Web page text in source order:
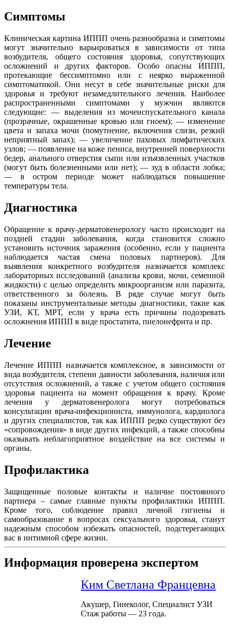
Симптомы
Клиническая картина ИППП очень разнообразна и симптомы
могут значительно варьироваться в зависимости от типа
возбудителя, общего состояния здоровья, сопутствующих
осложнений и других факторов. Особо опасны ИППП,
протекающие бессимптомно или с неярко выраженной
симптоматикой. Они несут в себе значительные риски для
здоровья и требуют незамедлительного лечения. Наиболее
распространенными симптомами у мужчин являются
следующие: — выделения из мочеиспускательного канала
(прозрачные, окрашенные кровью или гноем); — изменение
цвета и запаха мочи (помутнение, включения слизи, резкий
неприятный запах); — увеличение паховых лимфатических
узлов; — появление на коже пениса, внутренней поверхности
бедер, анального отверстия сыпи или изъязвленных участков
(могут быть болезненными или нет); — зуд в области лобка;
— в остром периоде может наблюдаться повышение
температуры тела.
Диагностика
Обращение к врачу-дерматовенерологу часто происходит на
поздней стадии заболевания, когда становится сложно
установить источник заражения (особенно, если у пациента
наблюдается частая смена половых партнеров). Для
выявления конкретного возбудителя назначается комплекс
лабораторных исследований (анализы крови, мочи, семенной
жидкости) с целью определить микроорганизм или паразита,
ответственного за болезнь. В ряде случае могут быть
показаны инструментальные методы диагностики, такие как
УЗИ, КТ, МРТ, если у врача есть причины подозревать
осложнения ИППП в виде простатита, пиелонефрита и пр.
Лечение
Лечение ИППП назначается комплексное, в зависимости от
вида возбудителя, степени давности заболевания, наличия или
отсутствия осложнений, а также с учетом общего состояния
здоровья пациента на момент обращения к врачу. Кроме
лечения у дерматовенеролога могут потребоваться
консультации врача-инфекциониста, иммунолога, кардиолога
и других специалистов, так как ИППП редко существуют без
«сопровождения» в виде других инфекций, а также способны
оказывать неблагоприятное воздействие на все системы и
органы.
Профилактика
Защищенные половые контакты и наличие постоянного
партнера – самые главные пункты профилактики ИППП.
Кроме того, соблюдение правил личной гигиены и
самообразование в вопросах сексуального здоровья, станут
надежным способом избежать опасностей, подстерегающих
вас в интимной сфере жизни.
Информация проверена экспертом
Ким Светлана Францевна
Акушер, Гинеколог, Специалист УЗИ
Стаж работы — 23 года.